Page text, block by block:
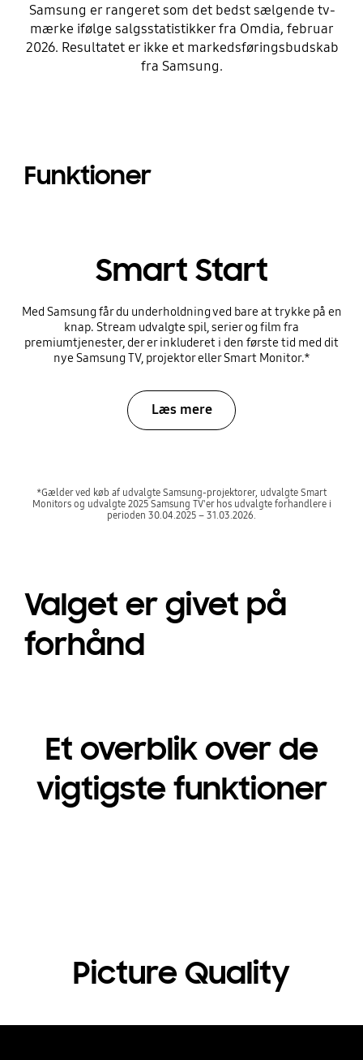
Samsung er rangeret som det bedst sælgende tv-
mærke ifølge salgsstatistikker fra Omdia, februar
2026. Resultatet er ikke et markedsføringsbudskab
fra Samsung.
Funktioner
Smart Start
Med Samsung får du underholdning ved bare at trykke på en
knap. Stream udvalgte spil, serier og film fra
premiumtjenester, der er inkluderet i den første tid med dit
nye Samsung TV, projektor eller Smart Monitor.*
Læs mere
*Gælder ved køb af udvalgte Samsung-projektorer, udvalgte Smart
Monitors og udvalgte 2025 Samsung TV'er hos udvalgte forhandlere i
perioden 30.04.2025 – 31.03.2026.
Valget er givet på
forhånd
Et overblik over de
vigtigste funktioner
Picture Quality